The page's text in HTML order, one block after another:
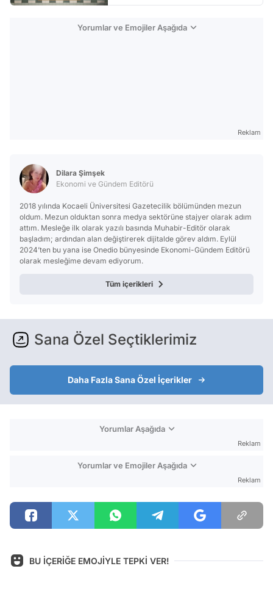
Yorumlar ve Emojiler Aşağıda
Reklam
Dilara Şimşek
Ekonomi ve Gündem Editörü
2018 yılında Kocaeli Üniversitesi Gazetecilik bölümünden mezun
oldum. Mezun olduktan sonra medya sektörüne stajyer olarak adım
attım. Mesleğe ilk olarak yazılı basında Muhabir-Editör olarak
başladım; ardından alan değiştirerek dijitalde görev aldım. Eylül
2024’ten bu yana ise Onedio bünyesinde Ekonomi-Gündem Editörü
olarak mesleğime devam ediyorum.
Tüm içerikleri
Sana Özel Seçtiklerimiz
Daha Fazla Sana Özel İçerikler
Yorumlar Aşağıda
Reklam
Yorumlar ve Emojiler Aşağıda
Reklam
BU İÇERİĞE EMOJİYLE TEPKİ VER!